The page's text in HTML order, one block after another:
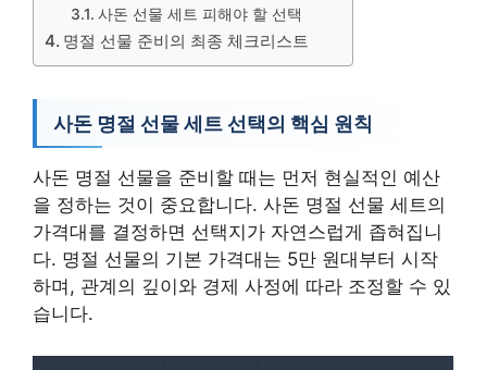
사돈 선물 세트 피해야 할 선택
명절 선물 준비의 최종 체크리스트
사돈 명절 선물 세트 선택의 핵심 원칙
사돈 명절 선물을 준비할 때는 먼저 현실적인 예산
을 정하는 것이 중요합니다. 사돈 명절 선물 세트의
가격대를 결정하면 선택지가 자연스럽게 좁혀집니
다. 명절 선물의 기본 가격대는 5만 원대부터 시작
하며, 관계의 깊이와 경제 사정에 따라 조정할 수 있
습니다.